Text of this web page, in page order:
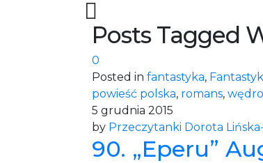
Posts Tagged
0
Posted in fantastyka,
powieść polska, romans,
5 grudnia 2015
by Przeczytanki Dorota
90. „Eperu”